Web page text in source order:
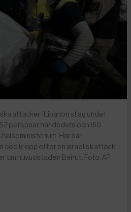
attacker i Libanon steg under
personer har dödats och 150
Här bär
död kropp efter en israelisk attack
om huvudstaden Beirut. Foto: AP